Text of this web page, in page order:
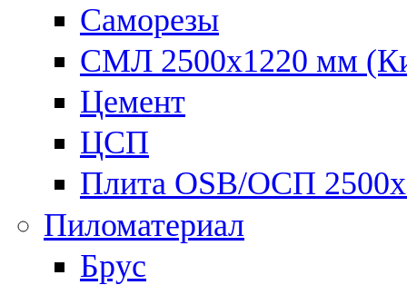
Саморезы
СМЛ 2500х1220 мм
Цемент
ЦСП
Плита OSB/ОСП
Пиломатериал
Брус